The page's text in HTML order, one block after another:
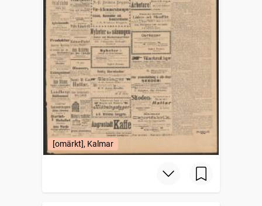
[omärkt], Kalmar